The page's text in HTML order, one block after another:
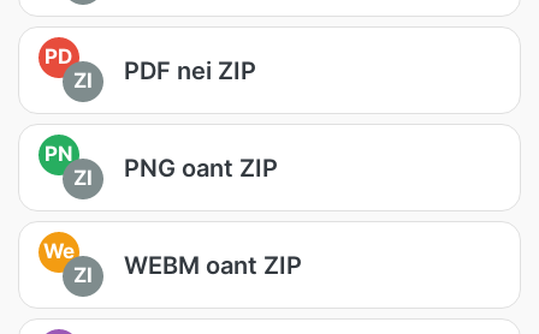
PD
ZI
PDF nei ZIP
PN
ZI
PNG oant ZIP
We
ZI
WEBM oant ZIP